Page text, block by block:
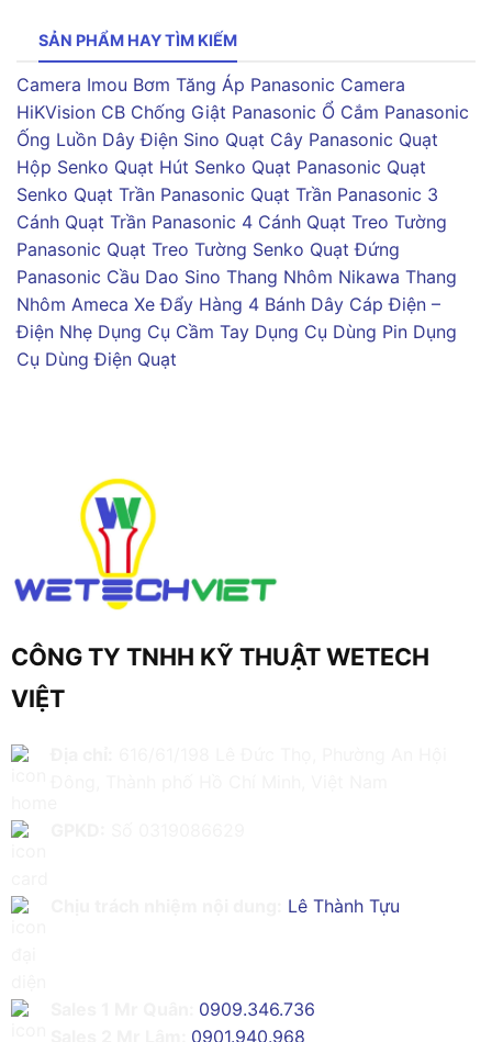
SẢN PHẨM HAY TÌM KIẾM
Camera Imou Bơm Tăng Áp Panasonic Camera
HiKVision CB Chống Giật Panasonic Ổ Cắm Panasonic
Ống Luồn Dây Điện Sino Quạt Cây Panasonic Quạt
Hộp Senko Quạt Hút Senko Quạt Panasonic Quạt
Senko Quạt Trần Panasonic Quạt Trần Panasonic 3
Cánh Quạt Trần Panasonic 4 Cánh Quạt Treo Tường
Panasonic Quạt Treo Tường Senko Quạt Đứng
Panasonic Cầu Dao Sino Thang Nhôm Nikawa Thang
Nhôm Ameca Xe Đẩy Hàng 4 Bánh Dây Cáp Điện –
Điện Nhẹ Dụng Cụ Cầm Tay Dụng Cụ Dùng Pin Dụng
Cụ Dùng Điện Quạt
CÔNG TY TNHH KỸ THUẬT WETECH
VIỆT
Lê Thành Tựu
0909.346.736
0901.940.968